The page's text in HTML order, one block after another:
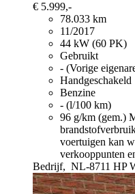
€ 5.999,-
78.033 km
11/2017
44 kW (60 PK)
Gebruikt
- (Vorige
Handgeschakeld
Benzine
- (l/100 km)
96 g/km (gem.)
voertuigen kan
verkooppunten
Bedrijf, NL-8711 HP